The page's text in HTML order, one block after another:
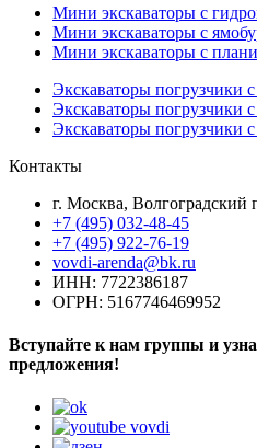
Мини экскаваторы с
Мини экскаваторы с
Мини экскаваторы с
Экскаваторы погрузчики
Экскаваторы погрузчики
Экскаваторы погрузчики
Контакты
г. Москва, Волгоградский
+7 (495) 032-48-45
+7 (495) 922-76-19
vovdi-arenda@bk.ru
ИНН: 7722386187
ОГРН: 5167746469952
Вступайте к нам группы и
предложения!